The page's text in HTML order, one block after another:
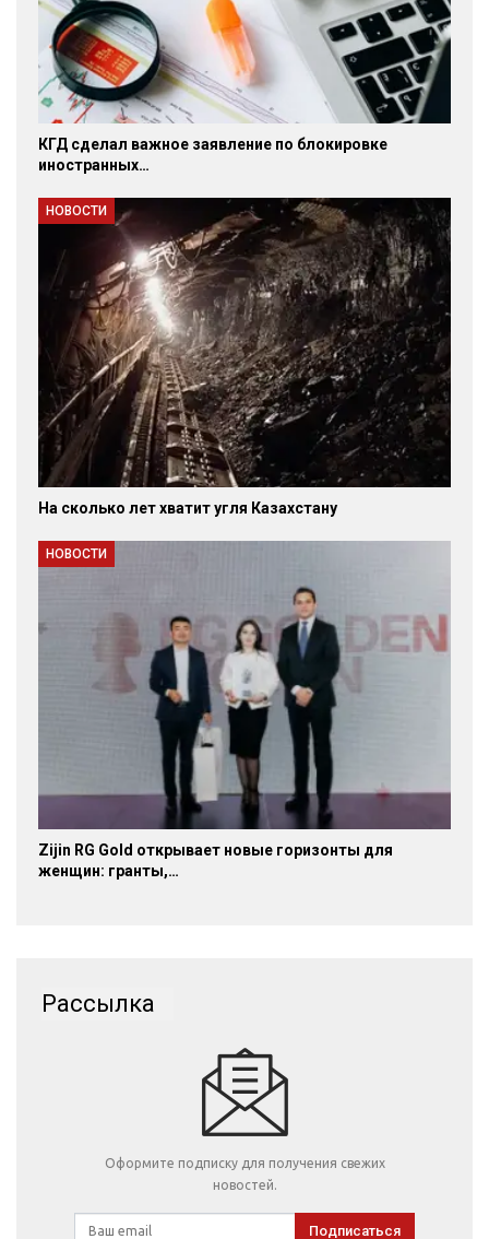
КГД сделал важное заявление по блокировке
иностранных…
НОВОСТИ
На сколько лет хватит угля Казахстану
НОВОСТИ
Zijin RG Gold открывает новые горизонты для
женщин: гранты,…
Рассылка
Оформите подписку для получения свежих
новостей.
Подписаться